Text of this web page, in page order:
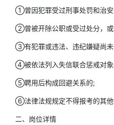
①曾因犯罪受过刑事处罚和治安
②曾被开除公职或受过处分，
③有犯罪或违法、违纪嫌疑尚
④被依法列入失信联合惩戒对
⑤聘用后构成回避关系的;
⑥法律法规规定不得报考的其他
二、岗位详情